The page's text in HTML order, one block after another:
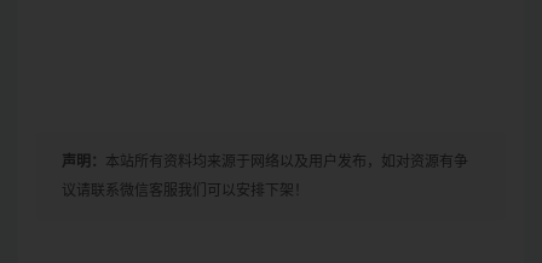
声明： 本站所有资料均来源于网络以及用户发布，如对资源有争
议请联系微信客服我们可以安排下架！